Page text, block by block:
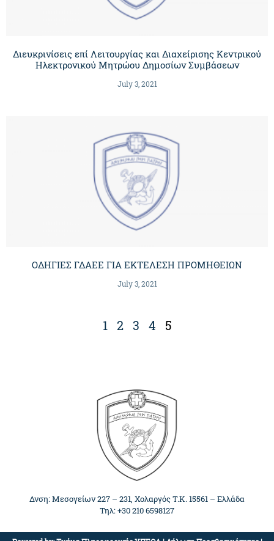
Διευκρινίσεις επί Λειτουργίας και Διαχείρισης Κεντρικού
Ηλεκτρονικού Μητρώου Δημοσίων Συμβάσεων
July 3, 2021
OΔΗΓΙΕΣ ΓΔΑΕΕ ΓIΑ ΕΚΤΕΛΕΣΗ ΠΡΟΜΗΘΕΙΩΝ
July 3, 2021
1 2 3 4 5
Δνση: Μεσογείων 227 – 231, Χολαργός Τ.Κ. 15561 – Ελλάδα
Τηλ: +30 210 6598127